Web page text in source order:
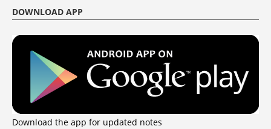
DOWNLOAD APP
Download the app for updated notes